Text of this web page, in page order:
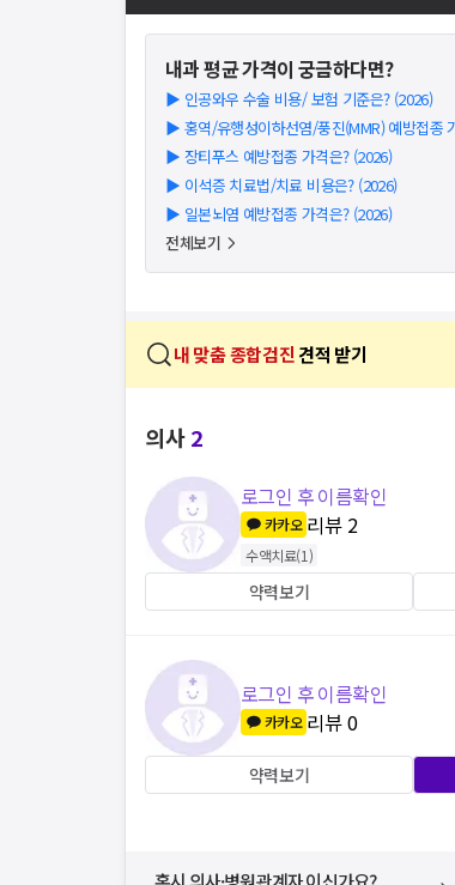
내과평균 가격이 궁금하다면?
▶ 인공와우 수술 비용/ 보험 기준은? (2026)
▶ 홍역/유행성이하선염/풍진(MMR) 예방접종
▶ 장티푸스 예방접종 가격은? (2026)
▶ 이석증 치료법/치료 비용은? (2026)
▶ 일본뇌염 예방접종 가격은? (2026)
전체보기
내 맞춤 종합검진 견적 받기
의사2
로그인 후 이름확인
카카오 리뷰 2
수액치료(1)
약력보기
로그인 후 이름확인
카카오 리뷰0
약력보기